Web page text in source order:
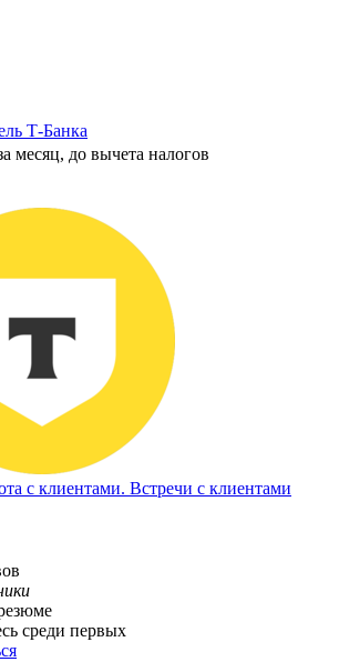
Т-Банка
месяц, до вычета налогов
с клиентами. Встречи с клиентами
среди первых